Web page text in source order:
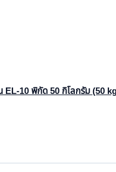
EL-10 พิกัด 50 กิโลกรัม (50